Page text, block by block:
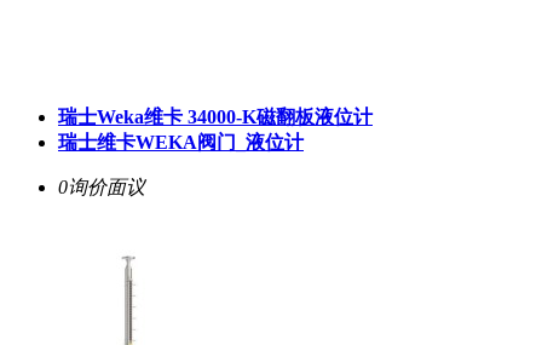
瑞士Weka维卡 34000-K磁翻板液位计
瑞士维卡WEKA阀门_液位计
0询价面议